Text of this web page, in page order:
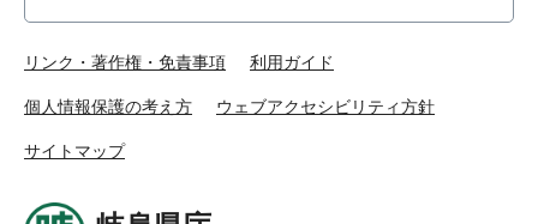
リンク・著作権・免責事項 利用ガイド
個人情報保護の考え方 ウェブアクセシビリティ方針
サイトマップ